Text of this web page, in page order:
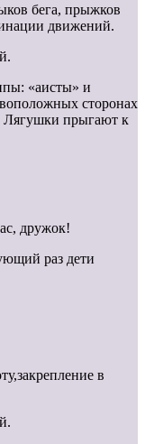
бега, прыжков
движений.
«аисты» и
сторонах
Лягушки прыгают к
дружок!
раз дети
в